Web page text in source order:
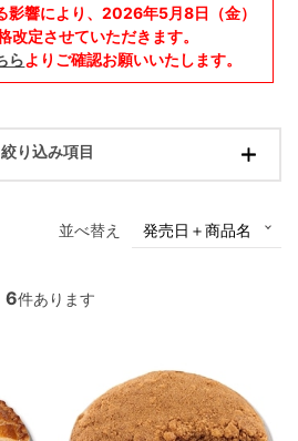
影響により、2026年5月8日（金）
改定させていただきます。
らよりご確認お願いいたします。
絞り込み項目
並べ替え
6件あります